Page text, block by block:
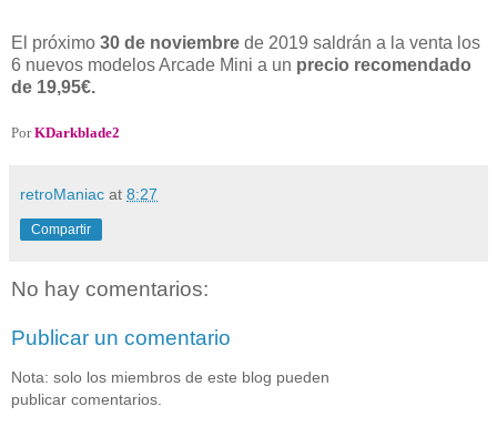
El próximo 30 de noviembre de 2019 saldrán a la venta los
6 nuevos modelos Arcade Mini a un precio recomendado
de 19,95€.
PorKDarkblade2
retroManiac at 8:27
Compartir
No hay comentarios:
Publicar un comentario
Nota: solo los miembros de este blog pueden
publicar comentarios.